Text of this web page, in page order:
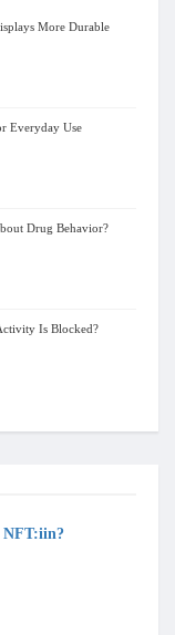
More Durable
Everyday Use
Drug Behavior?
Is Blocked?